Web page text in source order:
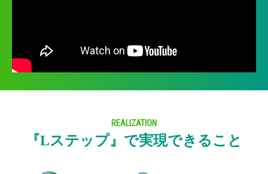
REALIZATION
『Lステップ』で実現できること